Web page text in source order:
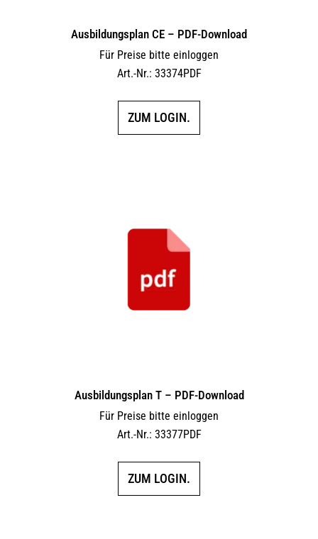
Ausbildungsplan CE – PDF-Download
Für Preise bitte einloggen
Art.-Nr.: 33374PDF
ZUM LOGIN.
Ausbildungsplan T – PDF-Download
Für Preise bitte einloggen
Art.-Nr.: 33377PDF
ZUM LOGIN.